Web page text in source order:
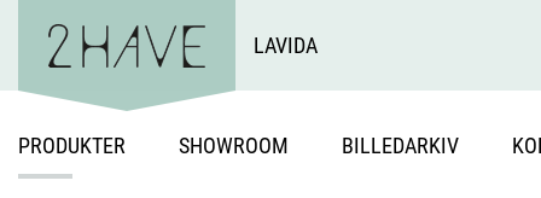
LAVIDA
PRODUKTER SHOWROOM BILLEDARKIV